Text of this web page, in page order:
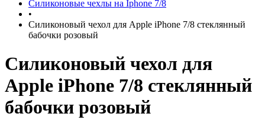
Силиконовые чехлы на Iphone 7/8
•
Силиконовый чехол для Apple iPhone 7/8 стеклянный
бабочки розовый
Силиконовый чехол для
Apple iPhone 7/8 стеклянный
бабочки розовый